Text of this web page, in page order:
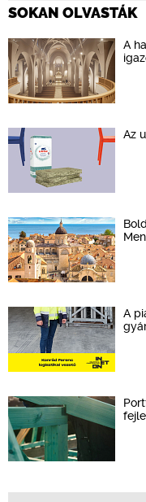
SOKAN OLVASTÁK
A
Az
A